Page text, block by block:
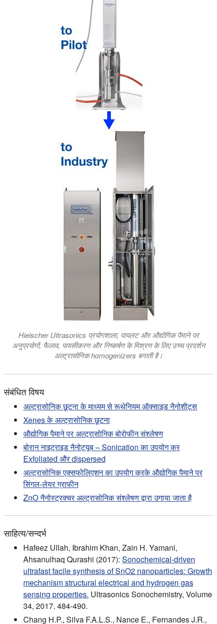
Hielscher Ultrasonics प्रयोगशाला, पायलट और औद्योगिक पैमाने पर
अनुप्रयोगों, फैलाव, पायसीकरण और निष्कर्षण के मिश्रण के लिए उच्च प्रदर्शन
अल्ट्रासोनिक homogenizers बनाती है।
संबंधित विषय
अल्ट्रासोनिक छूटना के माध्यम से रूथेनियम ऑक्साइड नैनोशीट्स
Xenes के अल्ट्रासोनिक छूटना
औद्योगिक पैमाने पर अल्ट्रासोनिक बोरोफीन संश्लेषण
बोरान नाइट्राइड नैनोट्यूब – Sonication का उपयोग कर
Exfoliated और dispersed
अल्ट्रासोनिक एक्सफोलिएशन का उपयोग करके औद्योगिक पैमाने पर
सिंगल-लेयर ग्राफीन
ZnO नैनोस्ट्रक्चर अल्ट्रासोनिक संश्लेषण द्वारा उगाया जाता है
साहित्य/सन्दर्भ
Hafeez Ullah, Ibrahim Khan, Zain H. Yamani,
Ahsanulhaq Qurashi (2017): Sonochemical-driven
ultrafast facile synthesis of SnO2 nanoparticles: Growth
mechanism structural electrical and hydrogen gas
sensing properties. Ultrasonics Sonochemistry, Volume
34, 2017. 484-490.
Chang H.P., Silva F.A.L.S., Nance E., Fernandes J.R.,